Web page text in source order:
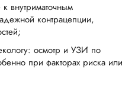
внутриматочным
контрацепции,
осмотр и УЗИ по
при факторах риска или